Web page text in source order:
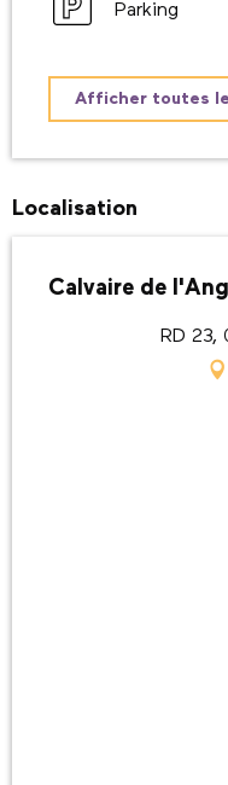
Parking
Afficher toutes
Localisation
Calvaire de
RD 23,